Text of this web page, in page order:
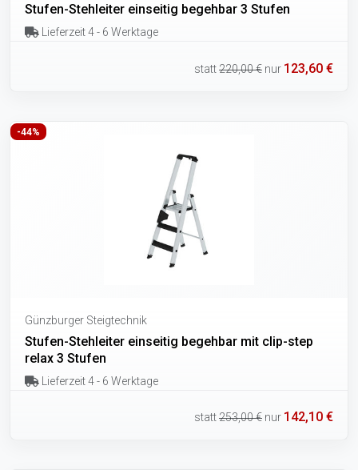
Stufen-Stehleiter einseitig begehbar 3 Stufen
Lieferzeit 4 - 6 Werktage
statt220,00 € nur 123,60 €
-44%
Günzburger Steigtechnik
Stufen-Stehleiter einseitig begehbar mit clip-step
relax 3 Stufen
Lieferzeit 4 - 6 Werktage
statt253,00 € nur 142,10 €